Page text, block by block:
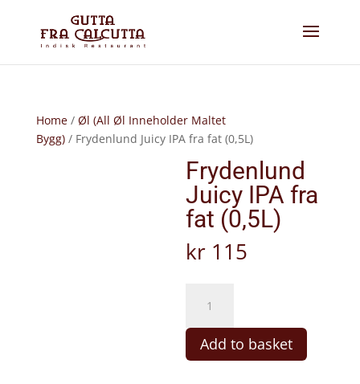
Home/ Øl (All Øl Inneholder Maltet
Bygg)/ Frydenlund Juicy IPA fra fat (0,5L)
Frydenlund
Juicy IPA fra
fat (0,5L)
kr 115
Juicy
IPA
fra
fat
Add to basket